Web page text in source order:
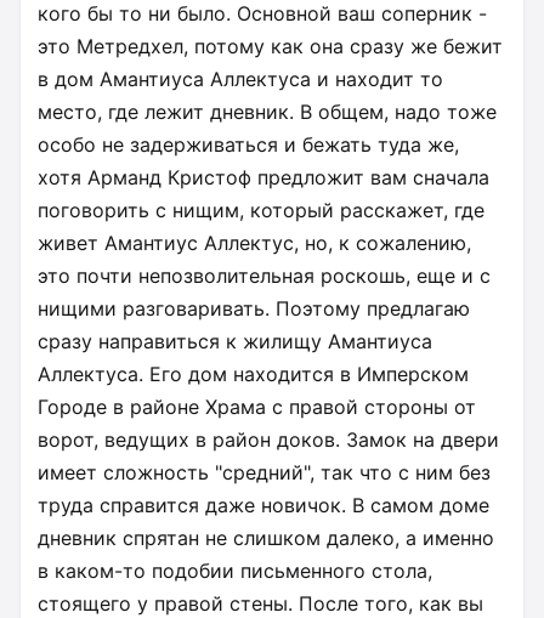
кого бы то ни было. Основной ваш соперник -
это Метредхел, потому как она сразу же бежит
в дом Амантиуса Аллектуса и находит то
место, где лежит дневник. В общем, надо тоже
особо не задерживаться и бежать туда же,
хотя Арманд Кристоф предложит вам сначала
поговорить с нищим, который расскажет, где
живет Амантиус Аллектус, но, к сожалению,
это почти непозволительная роскошь, еще и с
нищими разговаривать. Поэтому предлагаю
сразу направиться к жилищу Амантиуса
Аллектуса. Его дом находится в Имперском
Городе в районе Храма с правой стороны от
ворот, ведущих в район доков. Замок на двери
имеет сложность "средний", так что с ним без
труда справится даже новичок. В самом доме
дневник спрятан не слишком далеко, а именно
в каком-то подобии письменного стола,
стоящего у правой стены. После того, как вы